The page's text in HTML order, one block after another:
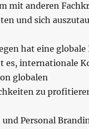
mit anderen
und sich
hat eine globale
es, internationale
globalen
zu
Personal